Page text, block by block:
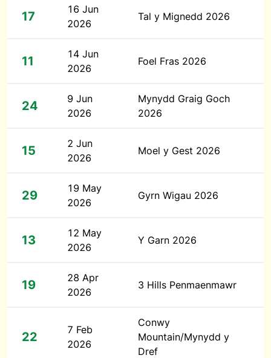
17
16 Jun
2026
Tal y Mignedd 2026
11
14 Jun
2026
Foel Fras 2026
24
9 Jun
2026
Mynydd Graig Goch
2026
15
2 Jun
2026
Moel y Gest 2026
29
19 May
2026
Gyrn Wigau 2026
13
12 May
2026
Y Garn 2026
19
28 Apr
2026
3 Hills Penmaenmawr
22
7 Feb
2026
Conwy
Mountain/Mynydd y
Dref